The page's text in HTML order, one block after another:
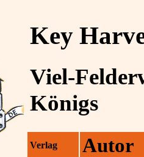
Key
Viel-
Königs
Verlag Autor